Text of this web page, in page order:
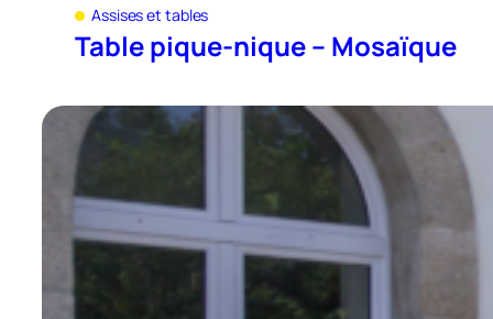
Assises et tables
Table pique-nique – Mosaïque